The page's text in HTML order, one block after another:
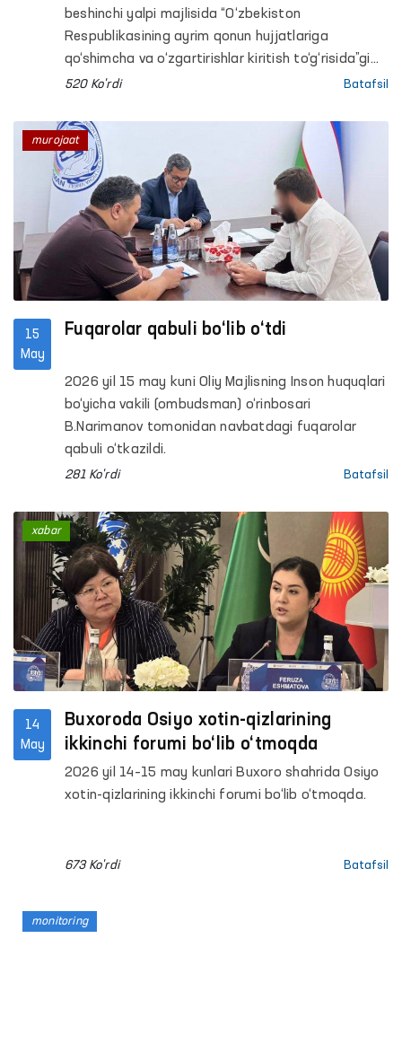
beshinchi yalpi majlisida “O‘zbekiston
Respublikasining ayrim qonun hujjatlariga
qo‘shimcha va o‘zgartirishlar kiritish to‘g‘risida”gi
Qonun ko‘rib chiqildi.
520 Ko'rdi Batafsil
15
May
Fuqarolar qabuli bo‘lib o‘tdi
2026 yil 15 may kuni Oliy Majlisning Inson huquqlari
bo‘yicha vakili (ombudsman) o‘rinbosari
B.Narimanov tomonidan navbatdagi fuqarolar
qabuli o‘tkazildi.
281 Ko'rdi Batafsil
murojaat
14
May
Buxoroda Osiyo xotin-qizlarining
ikkinchi forumi bo‘lib o‘tmoqda
2026 yil 14–15 may kunlari Buxoro shahrida Osiyo
xotin-qizlarining ikkinchi forumi bo‘lib o‘tmoqda.
673 Ko'rdi Batafsil
xabar
monitoring